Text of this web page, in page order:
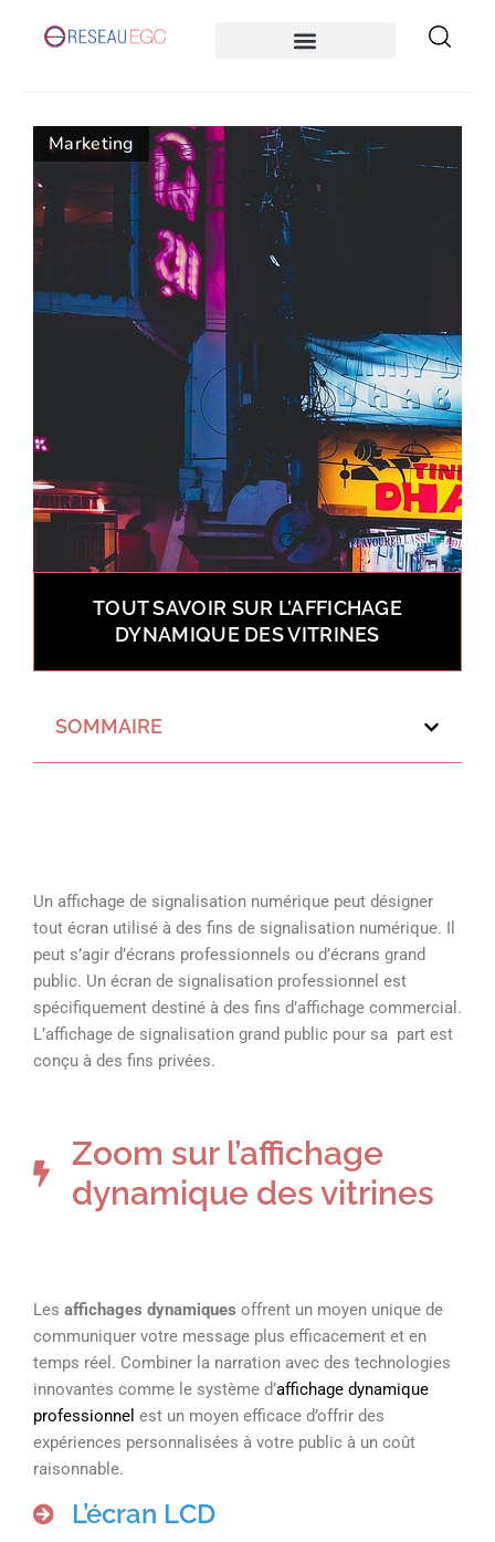
Marketing
TOUT SAVOIR SUR L’AFFICHAGE
DYNAMIQUE DES VITRINES
SOMMAIRE
Un affichage de signalisation numérique peut désigner
tout écran utilisé à des fins de signalisation numérique. Il
peut s’agir d’écrans professionnels ou d’écrans grand
public. Un écran de signalisation professionnel est
spécifiquement destiné à des fins d’affichage commercial.
L’affichage de signalisation grand public pour sa part est
conçu à des fins privées.
Zoom sur l’affichage
dynamique des vitrines
Les affichages dynamiques offrent un moyen unique de
communiquer votre message plus efficacement et en
temps réel. Combiner la narration avec des technologies
innovantes comme le système d’affichage dynamique
professionnel est un moyen efficace d’offrir des
expériences personnalisées à votre public à un coût
raisonnable.
L’écran LCD